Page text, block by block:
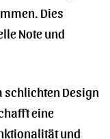
Dies
Note und
schlichten Design
eine
und